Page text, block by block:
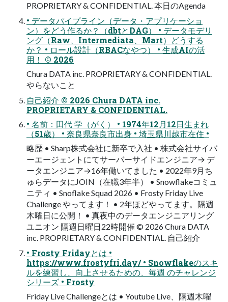
PROPRIETARY & CONFIDENTIAL. 本日のAgenda
• データパイプライン（データ・アプリケーショ
ン）をどう作るか？（dbtとDAG） • データモデリ
ング（Raw、Intermediata、Mart）どうする
か？ • ロール設計（RBACなやつ） • 生成AIの活
用！ © 2026
Chura DATA inc. PROPRIETARY & CONFIDENTIAL.
やらないこと
自己紹介 © 2026 Chura DATA inc.
PROPRIETARY & CONFIDENTIAL.
• 名前：田代 学（がく） • 1974年12月12日生まれ
（51歳） • 奈良県奈良市出身 • 埼玉県川越市在住 •
略歴 • Sharp株式会社に新卒で入社 • 株式会社サイバ
ーエージェントにてサーバーサイドエンジニア→ デ
ータエンジニア→16年働いてました • 2022年9月ち
ゅらデータにJOIN（在職3年半） • Snowflakeコミュ
ニティ • Snoflake Squad 2026 • Frosty Friday Live
Challenge やってます！ • 2年ほどやってます。隔週
木曜日に公開！ • 真夜中のデータエンジニアリング
ユニオン 隔週日曜日22時開催 © 2026 Chura DATA
inc. PROPRIETARY & CONFIDENTIAL. 自己紹介
• Frosty Fridayとは •
https://www.frostyfri.day/ • Snowflakeのスキ
ルを練習し、向上させるための、毎週 のチャレンジ
シリーズ • Frosty
Friday Live Challengeとは • Youtube Live、隔週木曜